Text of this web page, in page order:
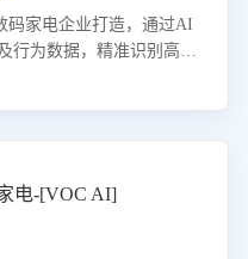
码家电企业打造，通过AI
行为数据，精准识别高流
动输出可落地的挽回策
电-[VOC AI]